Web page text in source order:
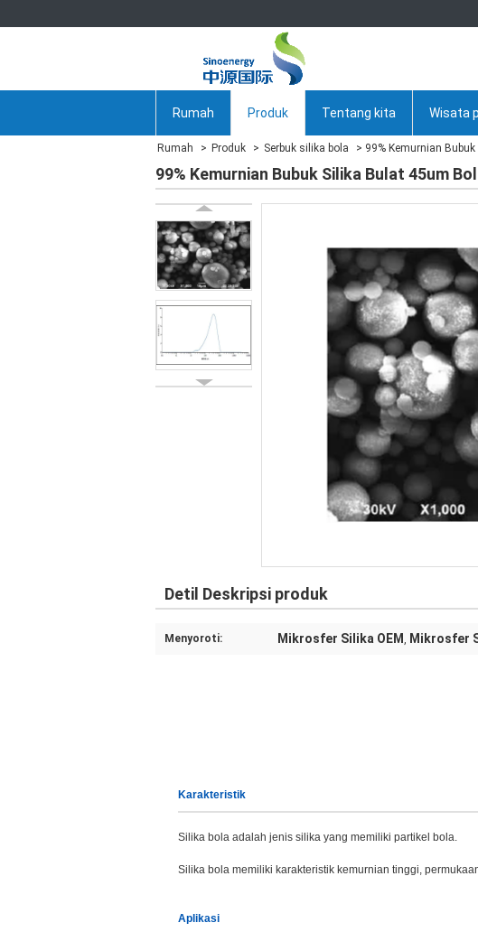
Rumah Produk Tentang kita Wisata
Rumah Produk Serbuk silika bola 99% Kemurnian
99% Kemurnian Bubuk Silika Bulat 45um
Detil Deskripsi produk
Menyoroti: Mikrosfer Silika OEM , Mikrosfer
Karakteristik
Silika bola adalah jenis silika yang memiliki partikel bola.
Silika bola memiliki karakteristik kemurnian tinggi,
Aplikasi